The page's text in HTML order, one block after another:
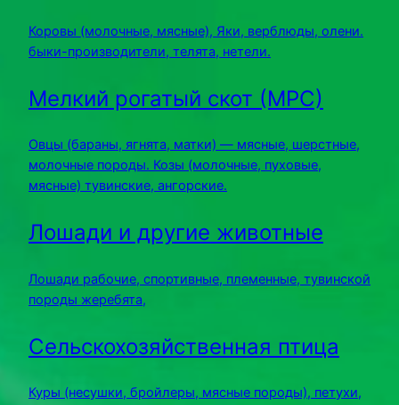
Коровы (молочные, мясные), Яки, верблюды, олени.
быки-производители, телята, нетели.
Мелкий рогатый скот (МРС)
Овцы (бараны, ягнята, матки) — мясные, шерстные,
молочные породы. Козы (молочные, пуховые,
мясные) тувинские, ангорские.
Лошади и другие животные
Лошади рабочие, спортивные, племенные, тувинской
породы жеребята,
Сельскохозяйственная птица
Куры (несушки, бройлеры, мясные породы), петухи,